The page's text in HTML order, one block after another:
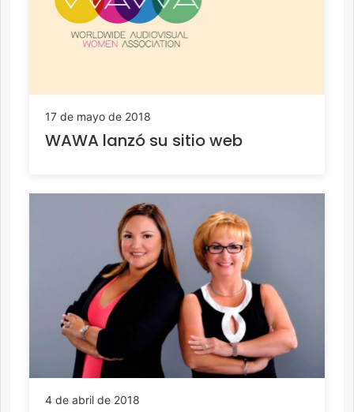
17 de mayo de 2018
WAWA lanzó su sitio web
4 de abril de 2018